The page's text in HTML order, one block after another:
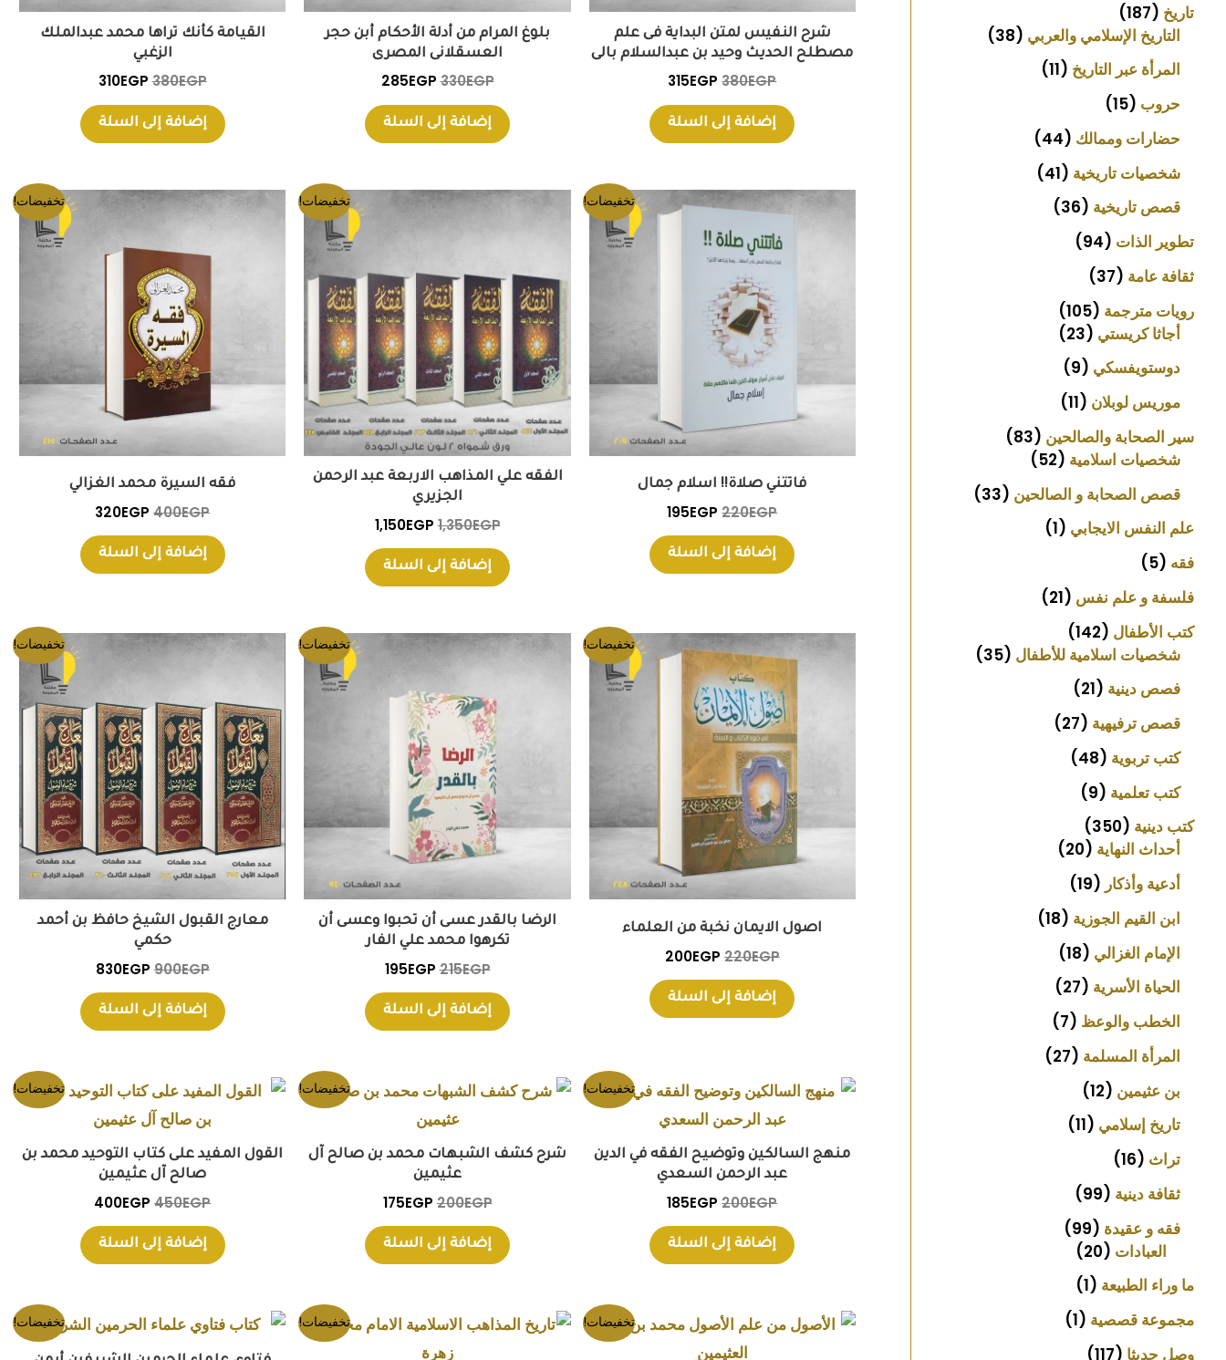
تاريخ 187
التاريخ الإسلامي والعربي 38
المرأة عبر التاريخ 11
حروب 15
حضارات وممالك 44
شخصيات تاريخية 41
قصص تاريخية 36
تطوير الذات 94
ثقافة عامة 37
رويات مترجمة 105
أجاثا كريستي 23
دوستويفسكي 9
موريس لوبلان 11
سير الصحابة والصالحين 83
شخصيات اسلامية 52
قصص الصحابة و الصالحين 33
علم النفس الايجابي 1
فقه 5
فلسفة و علم نفس 21
كتب الأطفال 142
شخصيات اسلامية للأطفال 35
فصص دينية 21
قصص ترفيهية 27
كتب تربوية 48
كتب تعلمية 9
كتب دينية 350
أحداث النهاية 20
أدعية وأذكار 19
ابن القيم الجوزية 18
الإمام الغزالي 18
الحياة الأسرية 27
الخطب والوعظ 7
المرأة المسلمة 27
بن عثيمين 12
تاريخ إسلامي 11
تراث 16
ثقافة دينية 99
فقه و عقيدة 99
العبادات 20
ما وراء الطبيعة 1
مجموعة قصصية 1
وصل حديثا 117
شرح النفيس لمتن البداية فى علم
مصطلح الحديث وحيد بن عبدالسلام بالى
380EGP
315EGP
إضافة إلى السلة
بلوغ المرام من أدلة الأحكام أبن حجر
العسقلانى المصرى
330EGP
285EGP
إضافة إلى السلة
القيامة كأنك تراها محمد عبدالملك
الزغبي
380EGP
310EGP
إضافة إلى السلة
تخفيضات!
فاتتني صلاة!! اسلام جمال
220EGP
السعر
الأصلي
هو:
220EGP.
195EGP
السعر
الحالي
195EGP.
إضافة إلى السلة
تخفيضات!
الفقه علي المذاهب الاربعة عبد الرحمن
الجزيري
1,350EGP
السعر
الأصلي
هو:
1,150EGP
السعر
الحالي
هو:
1,150EGP.
إضافة إلى السلة
تخفيضات!
فقه السيرة محمد الغزالي
400EGP
السعر
الأصلي
هو:
400EGP.
320EGP
السعر
الحالي
320EGP.
إضافة إلى السلة
تخفيضات!
اصول الايمان نخبة من العلماء
220EGP
السعر
الأصلي
هو:
220EGP.
200EGP
السعر
الحالي
200EGP.
إضافة إلى السلة
تخفيضات!
الرضا بالقدر عسى أن تحبوا وعسى أن
تكرهوا محمد علي الفار
215EGP
السعر
الأصلي
215EGP.
195EGP
السعر
الحالي
195EGP.
إضافة إلى السلة
تخفيضات!
معارج القبول الشيخ حافظ بن أحمد
حكمي
900EGP
السعر
الأصلي
هو:
830EGP
السعر
الحالي
830EGP.
إضافة إلى السلة
تخفيضات!
منهج السالكين وتوضيح الفقه في الدين
عبد الرحمن السعدي
200EGP
السعر
الأصلي
هو:
185EGP
السعر
الحالي
هو:
إضافة إلى السلة
تخفيضات!
شرح كشف الشبهات محمد بن صالح آل
عثيمين
200EGP
السعر
الأصلي
هو:
175EGP
السعر
الحالي
إضافة إلى السلة
تخفيضات!
القول المفيد على كتاب التوحيد محمد بن
صالح آل عثيمين
450EGP
السعر
الأصلي
هو:
400EGP
السعر
الحالي
هو:
إضافة إلى السلة
تخفيضات!
السعر
الأصلي
هو:
السعر
الحالي
تخفيضات!
السعر
الأصلي
هو:
السعر
الحالي
تخفيضات!
السعر
الأصلي
هو:
السعر
الحالي
هو: